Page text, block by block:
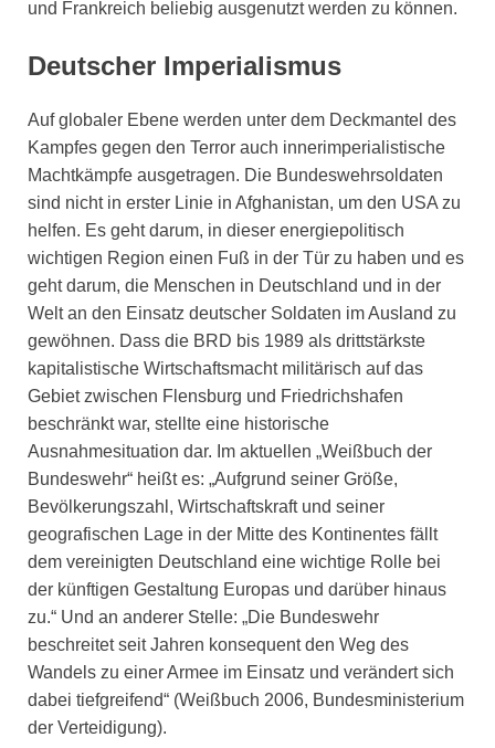
und Frankreich beliebig ausgenutzt werden zu können.
Deutscher Imperialismus
Auf globaler Ebene werden unter dem Deckmantel des
Kampfes gegen den Terror auch innerimperialistische
Machtkämpfe ausgetragen. Die Bundeswehrsoldaten
sind nicht in erster Linie in Afghanistan, um den USA zu
helfen. Es geht darum, in dieser energiepolitisch
wichtigen Region einen Fuß in der Tür zu haben und es
geht darum, die Menschen in Deutschland und in der
Welt an den Einsatz deutscher Soldaten im Ausland zu
gewöhnen. Dass die BRD bis 1989 als drittstärkste
kapitalistische Wirtschaftsmacht militärisch auf das
Gebiet zwischen Flensburg und Friedrichshafen
beschränkt war, stellte eine historische
Ausnahmesituation dar. Im aktuellen „Weißbuch der
Bundeswehr“ heißt es: „Aufgrund seiner Größe,
Bevölkerungszahl, Wirtschaftskraft und seiner
geografischen Lage in der Mitte des Kontinentes fällt
dem vereinigten Deutschland eine wichtige Rolle bei
der künftigen Gestaltung Europas und darüber hinaus
zu.“ Und an anderer Stelle: „Die Bundeswehr
beschreitet seit Jahren konsequent den Weg des
Wandels zu einer Armee im Einsatz und verändert sich
dabei tiefgreifend“ (Weißbuch 2006, Bundesministerium
der Verteidigung).